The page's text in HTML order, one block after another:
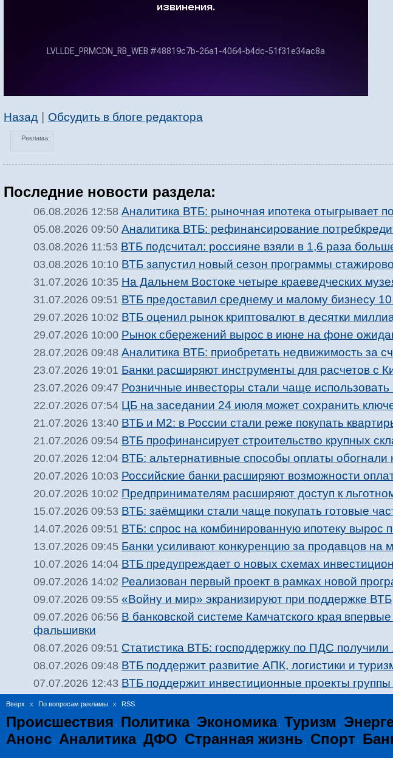
Назад Обсудить в блоге редактора
Реклама:
Последние новости раздела:
06.08.2026 12:58 Аналитика ВТБ: рыночная ипотека отыгрывает
05.08.2026 09:50 Аналитика ВТБ: рефинансирование
03.08.2026 11:53 ВТБ подсчитал: россияне взяли в 1,6 раза
03.08.2026 10:10 ВТБ запустил новый сезон программы
31.07.2026 10:35 На Дальнем Востоке четыре краеведческих
31.07.2026 09:51 ВТБ предоставил среднему и малому бизнесу
29.07.2026 10:02 ВТБ оценил рынок криптовалют в десятки
29.07.2026 10:00 Рынок сбережений вырос в июне на фоне
28.07.2026 09:48 Аналитика ВТБ: приобретать недвижимость за
23.07.2026 19:01 Банки расширяют инструменты для расчетов с
23.07.2026 09:47 Розничные инвесторы стали чаще
22.07.2026 07:54 ЦБ на заседании 24 июля может сохранить
21.07.2026 13:40 ВТБ и М2: в России стали реже покупать
21.07.2026 09:54 ВТБ профинансирует строительство крупных
20.07.2026 12:04 ВТБ: альтернативные способы оплаты обогнали
20.07.2026 10:03 Российские банки расширяют возможности
20.07.2026 10:02 Предпринимателям расширяют доступ к
15.07.2026 09:53 ВТБ: заёмщики стали чаще покупать готовые
14.07.2026 09:51 ВТБ: спрос на комбинированную ипотеку вырос
13.07.2026 09:45 Банки усиливают конкуренцию за продавцов на
10.07.2026 14:04 ВТБ предупреждает о новых схемах
09.07.2026 14:02 Реализован первый проект в рамках новой
09.07.2026 09:55 «Войну и мир» экранизируют при поддержке ВТБ
09.07.2026 06:56 В банковской системе Камчатского края
фальшивки
08.07.2026 09:51 Статистика ВТБ: господдержку по ПДС получили
08.07.2026 09:48 ВТБ поддержит развитие АПК, логистики и
07.07.2026 12:43 ВТБ поддержит инвестиционные проекты
Вверх x По вопросам рекламы x RSS
Происшествия : Политика: Экономика: Туризм :
Анонс : Аналитика: ДФО : Странная жизнь : Спорт :